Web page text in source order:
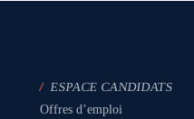
/ ESPACE CANDIDATS
Offres d’emploi